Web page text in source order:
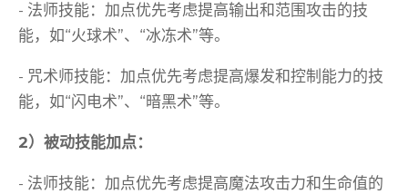
- 法师技能：加点优先考虑提高输出和范围攻击的技
能，如“火球术”、“冰冻术”等。
- 咒术师技能：加点优先考虑提高爆发和控制能力的技
能，如“闪电术”、“暗黑术”等。
2）被动技能加点：
- 法师技能：加点优先考虑提高魔法攻击力和生命值的